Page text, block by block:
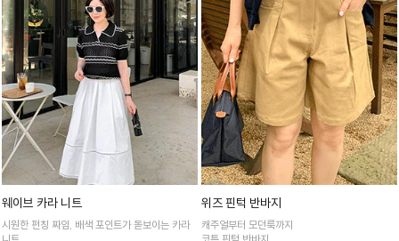
웨이브 카라 니트
시원한 펀칭 짜임, 배색 포인트가 돋보이는 카라
위즈 핀턱 반바지
캐주얼부터 모던룩까지